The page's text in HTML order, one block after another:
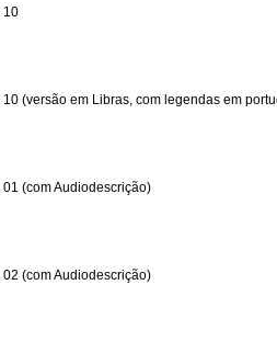
10
(versão em Libras, com legendas em
(com Audiodescrição)
(com Audiodescrição)